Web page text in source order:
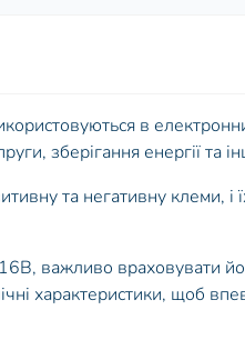
в
зберігання енергії та
та негативну клеми, і
важливо враховувати
характеристики, щоб